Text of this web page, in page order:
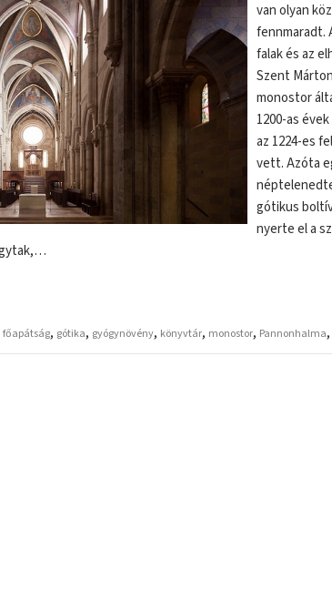
van olyan
fennmaradt.
falak és az
Szent
monostor
1200-as
az 1224-es
vett. Azóta
gótikus
nyerte el a
főapátság, gótika, gyógynövény, könyvtár, monostor, Pannonhalma,